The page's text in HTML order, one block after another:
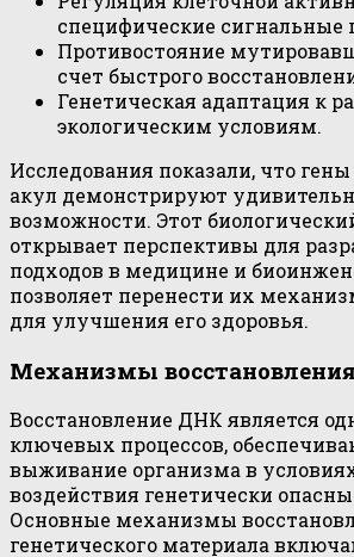
специфические сигнальные
Противостояние
счет быстрого
Генетическая адаптация к
экологическим условиям.
Исследования показали, что
акул демонстрируют
возможности. Этот
открывает перспективы для
подходов в медицине и
позволяет перенести их
для улучшения его здоровья.
Механизмы
Восстановление ДНК является
ключевых процессов,
выживание организма в
воздействия генетически
Основные механизмы
генетического материала